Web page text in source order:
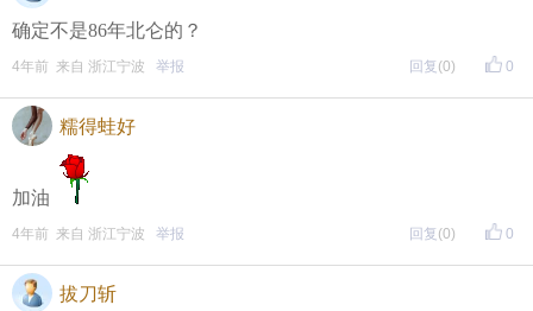
确定不是86年北仑的？
0
4年前 来自 浙江宁波 举报 回复 (0)
糯得蛙好
加油
0
4年前 来自 浙江宁波 举报 回复 (0)
拔刀斩